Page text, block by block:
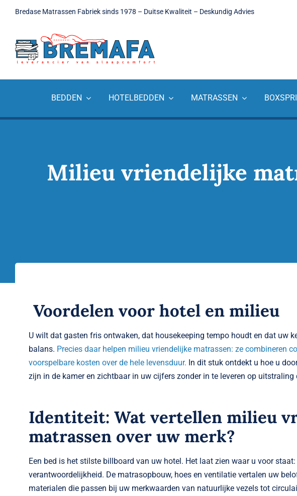
Bredase Matrassen Fabriek sinds 1978 – Duitse Kwaliteit – Deskundig Advies
BEDDEN HOTELBEDDEN MATRASSEN
Milieu vriendelijke
Voordelen voor hotel en milieu
U wilt dat gasten fris ontwaken, dat housekeeping tempo houdt en dat uw
balans. Precies daar helpen milieu vriendelijke matrassen: ze combineren
voorspelbare kosten over de hele levensduur. In dit stuk ontdekt u hoe u
zijn in de kamer en zichtbaar in uw cijfers zonder in te leveren op uitstraling
Identiteit: Wat vertellen milieu
matrassen over uw merk?
Een bed is het stilste billboard van uw hotel. Het laat zien waar u voor
verantwoordelijkheid. De matrasopbouw, hoes en ventilatie vertalen uw
materialen die passen bij uw merkwaarden van natuurlijke vezels tot